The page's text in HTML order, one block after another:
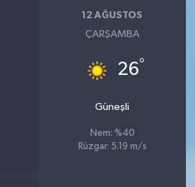
12 AĞUSTOS
ÇARŞAMBA
26°
Güneşli
Nem: %40
Rüzgar: 5.19 m/s